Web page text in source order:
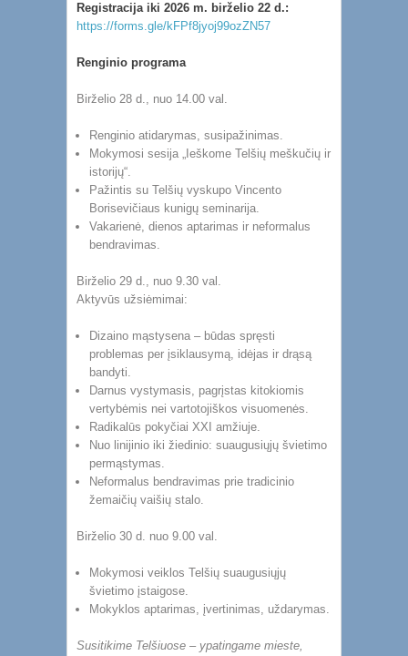
Registracija iki 2026 m. birželio 22 d.:
https://forms.gle/kFPf8jyoj99ozZN57
Renginio programa
Birželio 28 d., nuo 14.00 val.
Renginio atidarymas, susipažinimas.
Mokymosi sesija „Ieškome Telšių meškučių ir
istorijų“.
Pažintis su Telšių vyskupo Vincento
Borisevičiaus kunigų seminarija.
Vakarienė, dienos aptarimas ir neformalus
bendravimas.
Birželio 29 d., nuo 9.30 val.
Aktyvūs užsiėmimai:
Dizaino mąstysena – būdas spręsti
problemas per įsiklausymą, idėjas ir drąsą
bandyti.
Darnus vystymasis, pagrįstas kitokiomis
vertybėmis nei vartotojiškos visuomenės.
Radikalūs pokyčiai XXI amžiuje.
Nuo linijinio iki žiedinio: suaugusiųjų švietimo
permąstymas.
Neformalus bendravimas prie tradicinio
žemaičių vaišių stalo.
Birželio 30 d. nuo 9.00 val.
Mokymosi veiklos Telšių suaugusiųjų
švietimo įstaigose.
Mokyklos aptarimas, įvertinimas, uždarymas.
Susitikime Telšiuose – ypatingame mieste,